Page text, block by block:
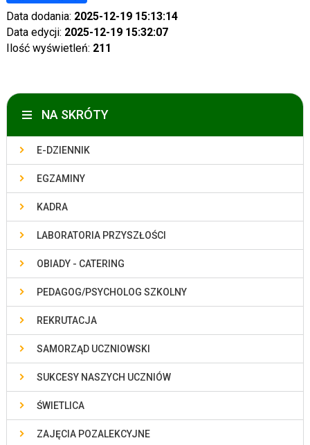
Data dodania: 2025-12-19 15:13:14
Data edycji: 2025-12-19 15:32:07
Ilość wyświetleń: 211
NA SKRÓTY
E-DZIENNIK
EGZAMINY
KADRA
LABORATORIA PRZYSZŁOŚCI
OBIADY - CATERING
PEDAGOG/PSYCHOLOG SZKOLNY
REKRUTACJA
SAMORZĄD UCZNIOWSKI
SUKCESY NASZYCH UCZNIÓW
ŚWIETLICA
ZAJĘCIA POZALEKCYJNE